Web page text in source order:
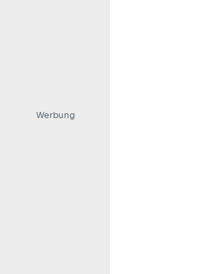
Werbung